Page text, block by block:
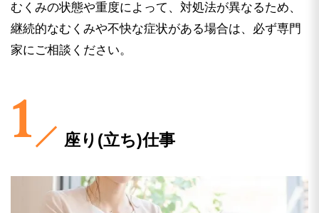
むくみの状態や重度によって、対処法が異なるため、
継続的なむくみや不快な症状がある場合は、必ず専門
家にご相談ください。
座り(立ち)仕事